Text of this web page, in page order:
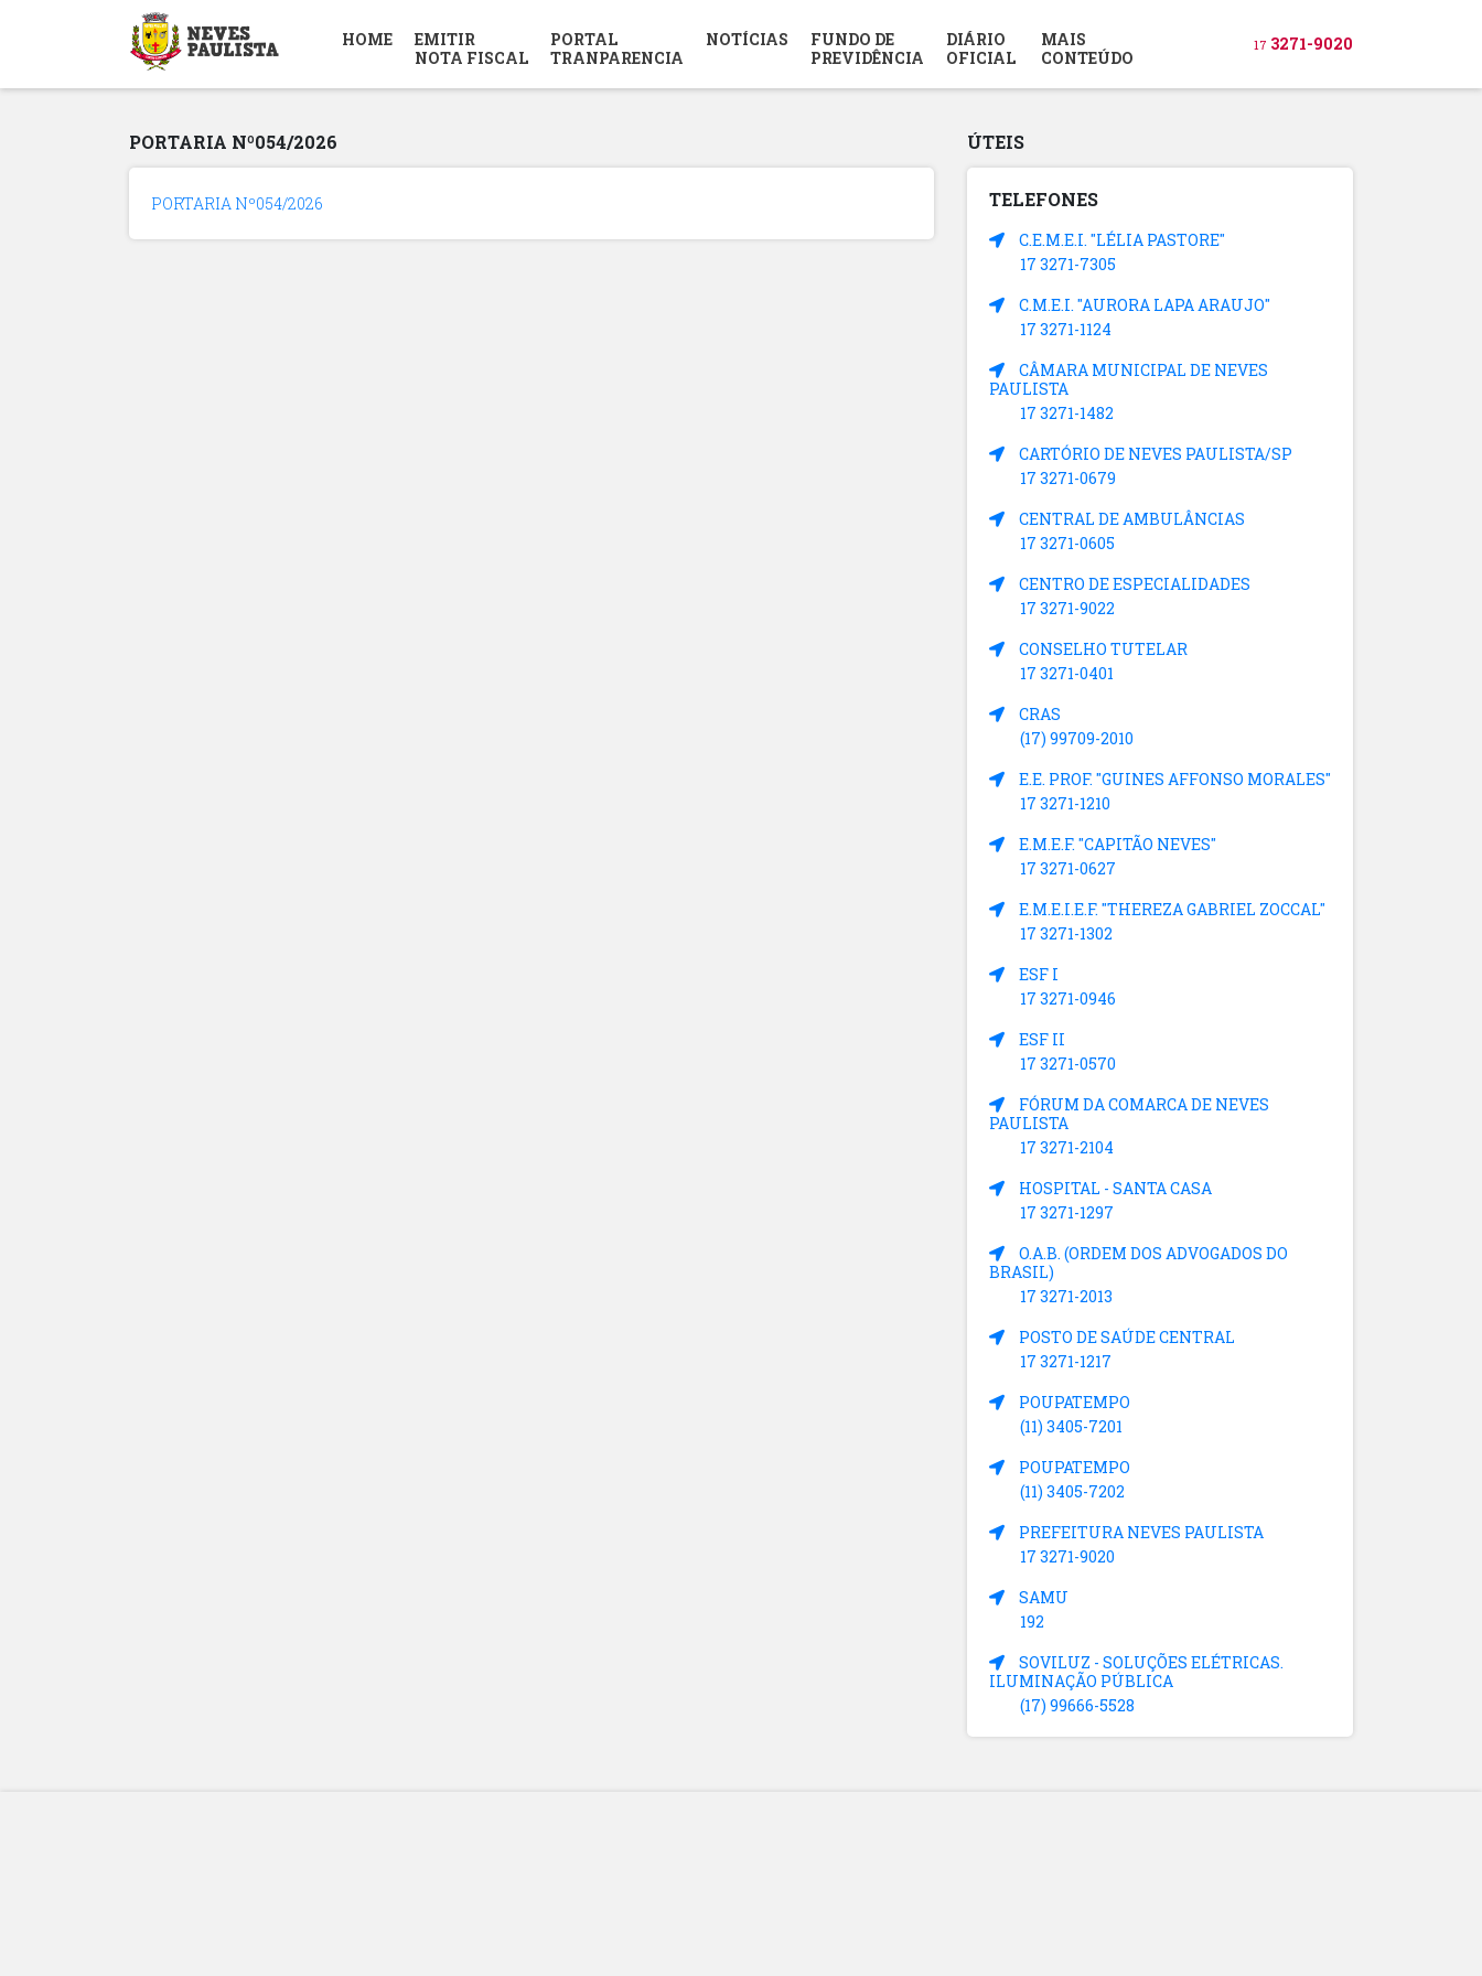
HOME
EMITIR
NOTA FISCAL
PORTAL
TRANPARENCIA
NOTÍCIAS
FUNDO DE
PREVIDÊNCIA
DIÁRIO
OFICIAL
MAIS
CONTEÚDO
17 3271-9020
PORTARIA Nº054/2026
PORTARIA Nº054/2026
ÚTEIS
TELEFONES
C.E.M.E.I. "LÉLIA PASTORE"
17 3271-7305
C.M.E.I. "AURORA LAPA ARAUJO"
17 3271-1124
CÂMARA MUNICIPAL DE NEVES
PAULISTA
17 3271-1482
CARTÓRIO DE NEVES PAULISTA/SP
17 3271-0679
CENTRAL DE AMBULÂNCIAS
17 3271-0605
CENTRO DE ESPECIALIDADES
17 3271-9022
CONSELHO TUTELAR
17 3271-0401
CRAS
(17) 99709-2010
E.E. PROF. "GUINES AFFONSO MORALES"
17 3271-1210
E.M.E.F. "CAPITÃO NEVES"
17 3271-0627
E.M.E.I.E.F. "THEREZA GABRIEL ZOCCAL"
17 3271-1302
ESF I
17 3271-0946
ESF II
17 3271-0570
FÓRUM DA COMARCA DE NEVES
PAULISTA
17 3271-2104
HOSPITAL - SANTA CASA
17 3271-1297
O.A.B. (ORDEM DOS ADVOGADOS DO
BRASIL)
17 3271-2013
POSTO DE SAÚDE CENTRAL
17 3271-1217
POUPATEMPO
(11) 3405-7201
POUPATEMPO
(11) 3405-7202
PREFEITURA NEVES PAULISTA
17 3271-9020
SAMU
192
SOVILUZ - SOLUÇÕES ELÉTRICAS.
ILUMINAÇÃO PÚBLICA
(17) 99666-5528